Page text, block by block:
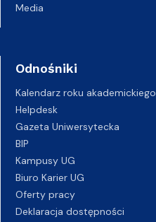
Media
Odnośniki
Kalendarz roku akademickiego
Helpdesk
Gazeta Uniwersytecka
BIP
Kampusy UG
Biuro Karier UG
Oferty pracy
Deklaracja dostępności